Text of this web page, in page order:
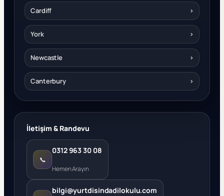
Cardiff ›
York ›
Newcastle ›
Canterbury ›
İletişim & Randevu
📞
0312 963 30 08
Hemen Arayın
bilgi@yurtdisindadilokulu.com